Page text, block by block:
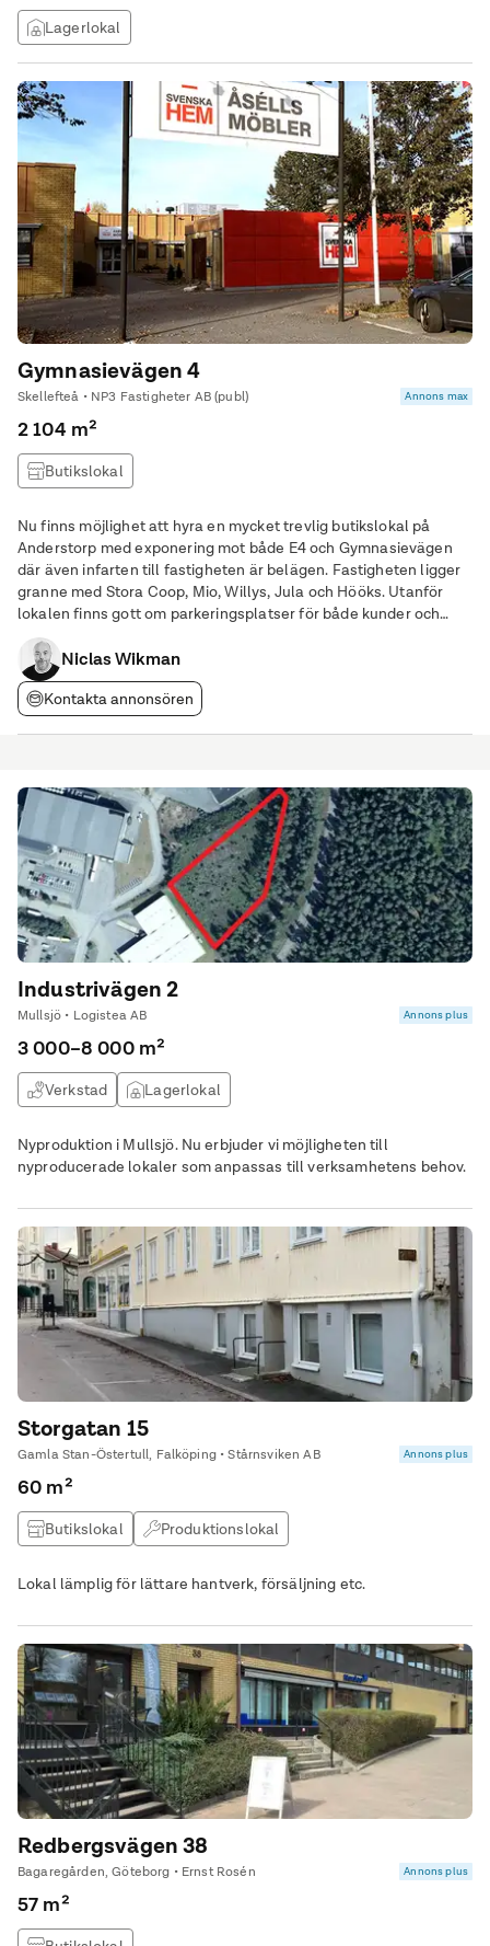
Lagerlokal
Gymnasievägen 4
Skellefteå • NP3 Fastigheter AB (publ) Annons max
2 104 m²
Butikslokal
Nu finns möjlighet att hyra en mycket trevlig butikslokal på
Anderstorp med exponering mot både E4 och Gymnasievägen
där även infarten till fastigheten är belägen. Fastigheten ligger
granne med Stora Coop, Mio, Willys, Jula och Hööks. Utanför
lokalen finns gott om parkeringsplatser för både kunder och
personal vilket ger ett lättillgängligt och kundvänligt läge. För
ytterligare information
Niclas Wikman
Kontakta annonsören
Industrivägen 2
Mullsjö • Logistea AB Annons plus
3 000–8 000 m²
Verkstad Lagerlokal
Nyproduktion i Mullsjö. Nu erbjuder vi möjligheten till
nyproducerade lokaler som anpassas till verksamhetens behov.
Storgatan 15
Gamla Stan-Östertull, Falköping • Stårnsviken AB Annons plus
60 m²
Butikslokal Produktionslokal
Lokal lämplig för lättare hantverk, försäljning etc.
Redbergsvägen 38
Bagaregården, Göteborg • Ernst Rosén Annons plus
57 m²